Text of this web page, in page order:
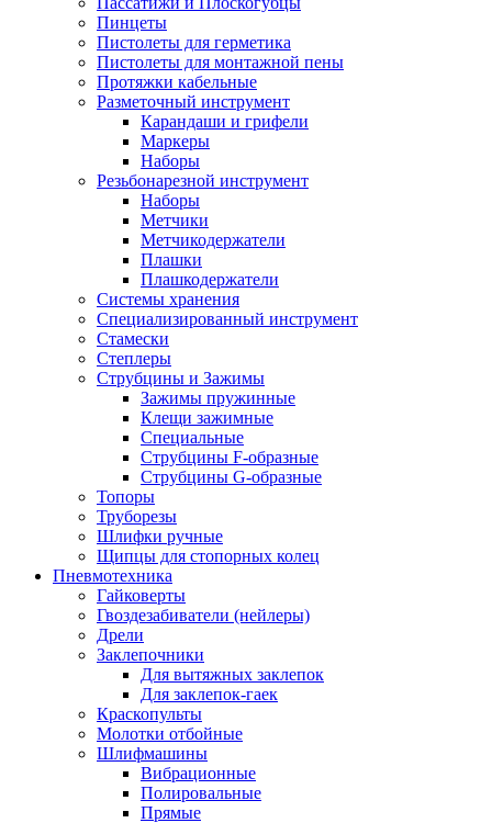
Пинцеты
Пистолеты для герметика
Пистолеты для монтажной пены
Протяжки кабельные
Разметочный инструмент
Карандаши и грифели
Маркеры
Наборы
Резьбонарезной инструмент
Наборы
Метчики
Метчикодержатели
Плашки
Плашкодержатели
Системы хранения
Специализированный инструмент
Стамески
Степлеры
Струбцины и Зажимы
Зажимы пружинные
Клещи зажимные
Специальные
Струбцины F-образные
Струбцины G-образные
Топоры
Труборезы
Шлифки ручные
Щипцы для стопорных колец
Пневмотехника
Гайковерты
Гвоздезабиватели (нейлеры)
Дрели
Заклепочники
Для вытяжных заклепок
Для заклепок-гаек
Краскопульты
Молотки отбойные
Шлифмашины
Вибрационные
Полировальные
Прямые